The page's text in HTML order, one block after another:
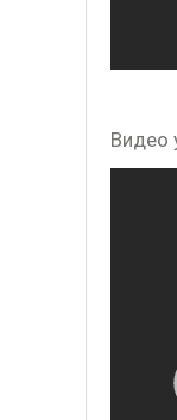
Видео